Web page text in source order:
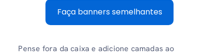
Faça banners semelhantes
Pense fora da caixa e adicione camadas ao